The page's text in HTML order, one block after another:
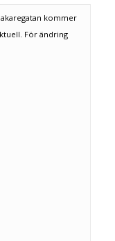
kommer
För ändring